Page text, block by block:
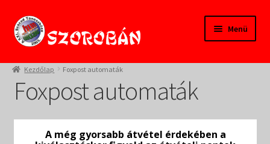
Ugrás
a
Kilépés
a
Menü
Kezdőlap
Tanfolyamok
Kezdőlap Foxpost automaták
Foxpost automaták